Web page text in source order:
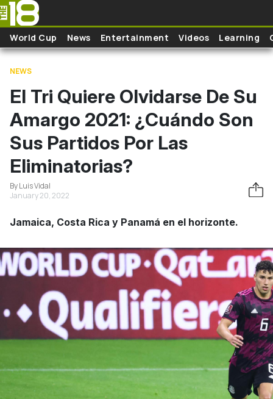
Skip to main content
World Cup News Entertainment Videos Learning
NEWS
El Tri Quiere Olvidarse De Su
Amargo 2021: ¿Cuándo Son
Sus Partidos Por Las
Eliminatorias?
By Luis Vidal
January 20, 2022
Jamaica, Costa Rica y Panamá en el horizonte.